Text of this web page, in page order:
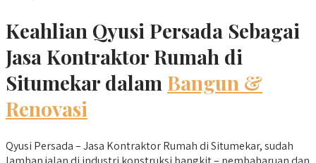
Keahlian Qyusi Persada Sebagai
Jasa Kontraktor Rumah di
Situmekar dalam Bangun &
Renovasi
Qyusi Persada – Jasa Kontraktor Rumah di Situmekar, sudah